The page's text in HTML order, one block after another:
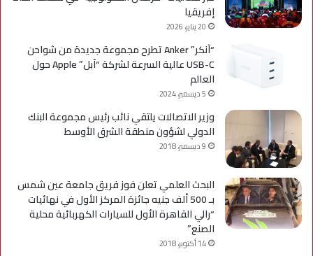
إفريقيا
20 يناير، 2026
“آنكر” Anker تطرح مجموعة جديدة من شواحن
USB-C عالية السرعة لشركة “آبل” Apple حول
العالم
5 ديسمبر، 2024
وزير الاتصالات يلتقي نائب رئيس مجموعة البنك
الدولي لشؤون منطقة الشرق الأوسط
9 ديسمبر، 2018
البحث العلمي تعلن فوز فريق جامعة عين شمس
بـ 500 ألف جنيه جائزة المركز الأول في نهائيات
“رالي القاهرة الأول للسيارات الكهربائية محلية
الصنع”
14 أكتوبر، 2018